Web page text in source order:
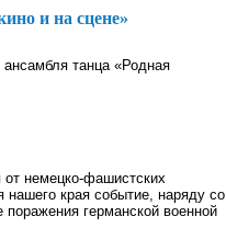
и на сцене»
ансамбля танца «Родная
от немецко-фашистских
нашего края событие, наряду со
германской военной